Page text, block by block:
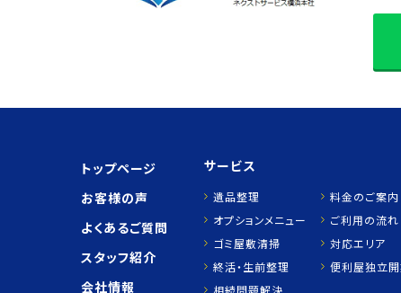
トップページ
お客様の声
よくあるご質問
スタッフ紹介
会社情報
サービス
遺品整理
料金のご案内
オプションメニュー
ご利用の流れ
ゴミ屋敷清掃
対応エリア
終活・生前整理
便利屋独立
相続問題解決